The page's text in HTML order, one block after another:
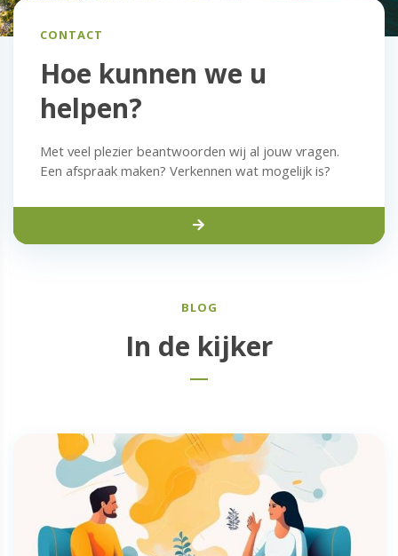
CONTACT
Hoe kunnen we u
helpen?
Met veel plezier beantwoorden wij al jouw vragen.
Een afspraak maken? Verkennen wat mogelijk is?
BLOG
In de kijker